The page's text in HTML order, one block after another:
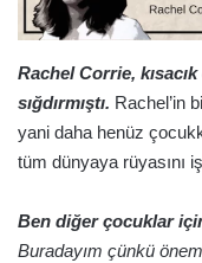
Rachel Corrie,
sığdırmıştı. Rachel’in
yani daha henüz
tüm dünyaya rüyasını
Ben diğer çocuklar
Buradayım çünkü